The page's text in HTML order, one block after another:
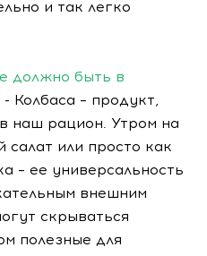
и так легко
должно быть в
- Колбаса – продукт,
наш рацион. Утром на
или просто как
– ее универсальность
внешним
скрываться
полезные для